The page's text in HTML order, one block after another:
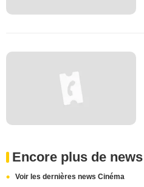
Encore plus de
Voir les dernières news Cinéma